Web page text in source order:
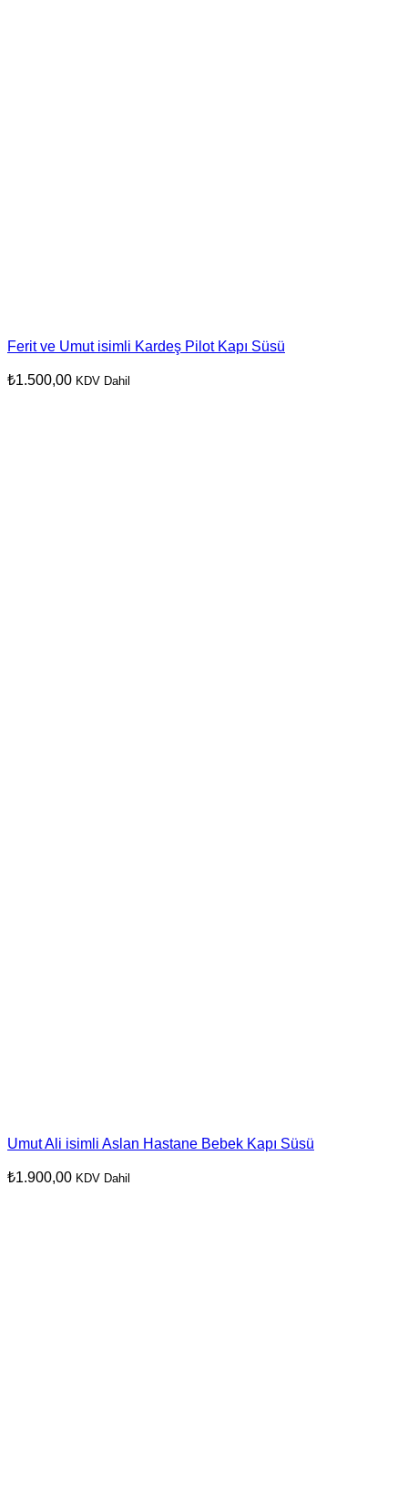
Ferit ve Umut isimli Kardeş Pilot Kapı Süsü
₺1.500,00 KDV Dahil
Umut Ali isimli Aslan Hastane Bebek Kapı Süsü
₺1.900,00 KDV Dahil